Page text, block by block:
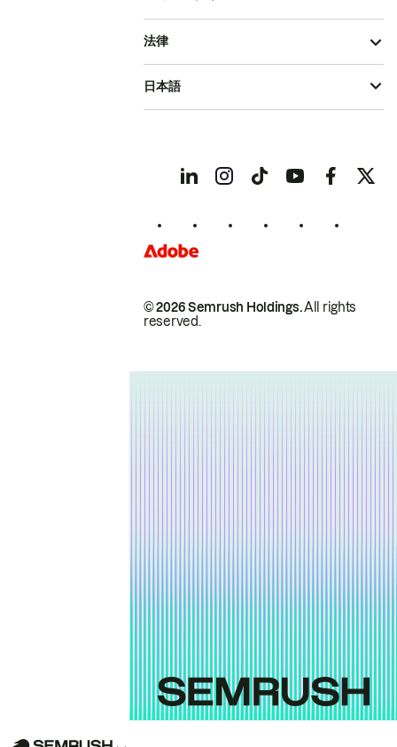
© 2026 Semrush Holdings.All rights
reserved.
法律
日本語